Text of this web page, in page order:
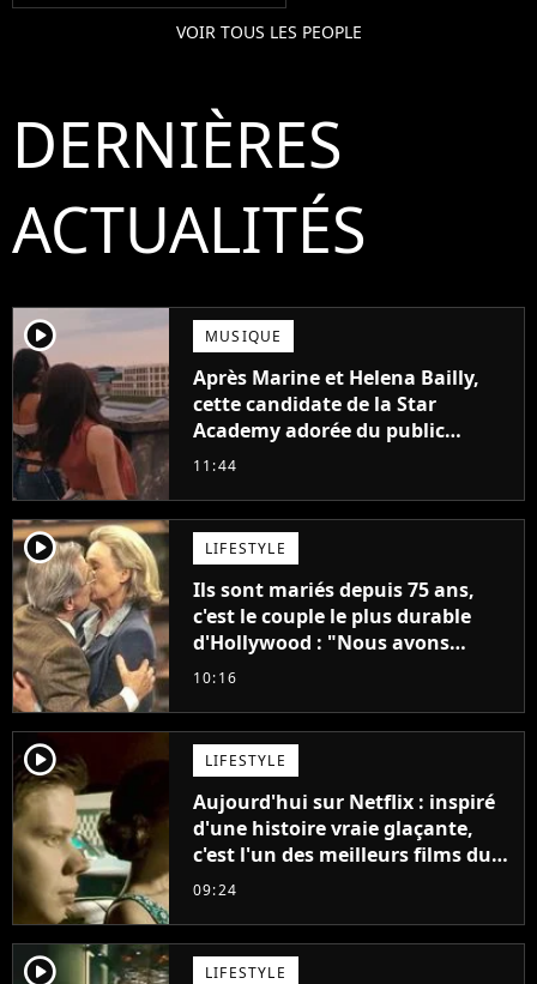
VOIR TOUS LES PEOPLE
DERNIÈRES
ACTUALITÉS
player2 MUSIQUE
Après Marine et Helena Bailly,
cette candidate de la Star
Academy adorée du public
annonce son premier album,
11:44
player2 LIFESTYLE
Ils sont mariés depuis 75 ans,
c'est le couple le plus durable
d'Hollywood : "Nous avons
avancé jour après jour, et les
décennies"
10:16
player2 LIFESTYLE
Aujourd'hui sur Netflix : inspiré
d'une histoire vraie glaçante,
c'est l'un des meilleurs films du
21ème siècle
09:24
player2 LIFESTYLE